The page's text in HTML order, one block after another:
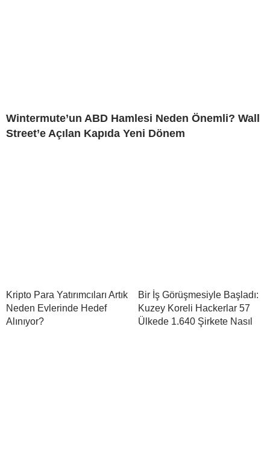
Wintermute’un ABD Hamlesi Neden Önemli? Wall
Street’e Açılan Kapıda Yeni Dönem
Kripto Para Yatırımcıları Artık
Neden Evlerinde Hedef
Alınıyor?
Bir İş Görüşmesiyle Başladı:
Kuzey Koreli Hackerlar 57
Ülkede 1.640 Şirkete Nasıl